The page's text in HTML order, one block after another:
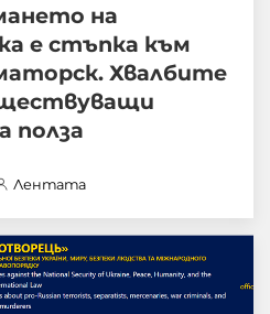
на
е стъпка към
Хвалбите
полза
Лентата